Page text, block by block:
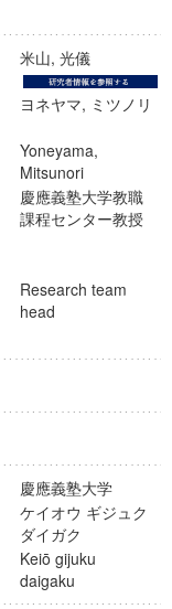
米山, 光儀
ヨネヤマ, ミツノリ
Yoneyama,
Mitsunori
慶應義塾大学教職
課程センター教授
Research team
head
慶應義塾大学
ケイオウ ギジュク
ダイガク
Keiō gijuku
daigaku